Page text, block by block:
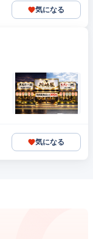
気になる
気になる